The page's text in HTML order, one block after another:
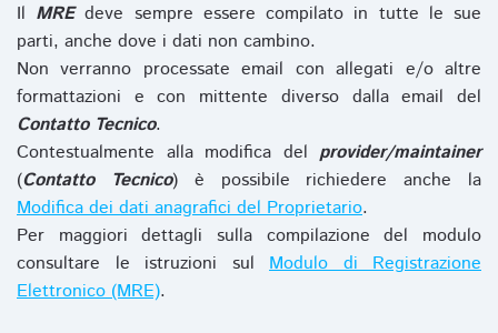
Il MREdeve sempre essere compilato in tutte le sue
parti, anche dove i dati non cambino.
Non verranno processate email con allegati e/o altre
formattazioni e con mittente diverso dalla email del
Contatto Tecnico.
Contestualmente alla modifica del provider/maintainer
(Contatto Tecnico) è possibile richiedere anche la
Modifica dei dati anagrafici del Proprietario.
Per maggiori dettagli sulla compilazione del modulo
consultare le istruzioni sul Modulo di Registrazione
Elettronico (MRE).